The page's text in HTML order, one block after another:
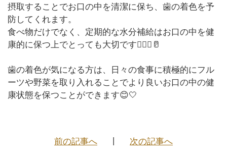
摂取することでお口の中を清潔に保ち、歯の着色を予
防してくれます。
食べ物だけでなく、定期的な水分補給はお口の中を健
康的に保つ上でとっても大切です👩🏻‍⚕️🥛
歯の着色が気になる方は、日々の食事に積極的にフル
ーツや野菜を取り入れることでより良いお口の中の健
康状態を保つことができます😊🤍
前の記事へ 次の記事へ